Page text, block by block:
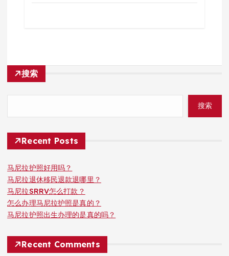
搜索
搜索
Recent Posts
马尼拉护照好用吗？
马尼拉退休移民退款退哪里？
马尼拉SRRV怎么打款？
怎么办理马尼拉护照是真的？
马尼拉护照出生办理的是真的吗？
Recent Comments